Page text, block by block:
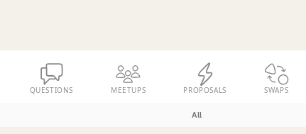
QUESTIONS MEETUPS PROPOSALS SWAPS
All